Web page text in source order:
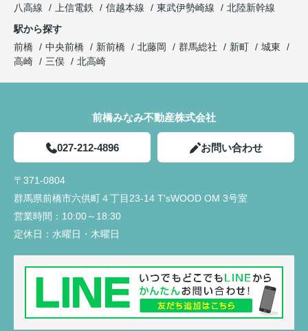
八高線
上信電鉄 信越本線 東武伊勢崎線
北陸新幹線
駅から探す
前橋
中央前橋 新前橋 北藤岡 群馬総社 新町
城東
高崎
三俣 北高崎
前橋みなみ不動産株式会社
027-212-4896 お問い合わせ
〒371-0804
群馬県前橋市六供町４丁目23‐14 T'sWOOD OM 3号室
営業時間： 10:00～18:30
定休日： 水曜日・木曜日